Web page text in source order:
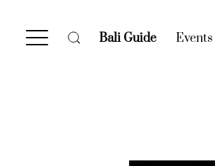
Bali Guide (current)
Events